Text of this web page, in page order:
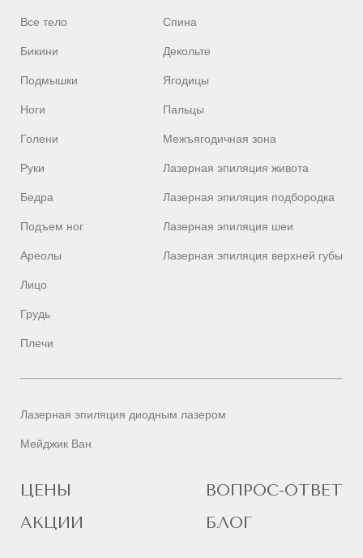
Все тело
Бикини
Подмышки
Ноги
Голени
Руки
Бедра
Подъем ног
Ареолы
Лицо
Грудь
Плечи
Спина
Декольте
Ягодицы
Пальцы
Межъягодичная зона
Лазерная эпиляция живота
Лазерная эпиляция подбородка
Лазерная эпиляция шеи
Лазерная эпиляция верхней губы
Лазерная эпиляция диодным лазером
Мейджик Ван
ЦЕНЫ
АКЦИИ
ВОПРОС-ОТВЕТ
БЛОГ